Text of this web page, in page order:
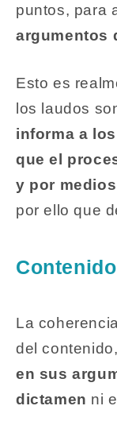
puntos, para
argumentos
Esto es
los laudos
informa a
que el
y por
por ello que
La
del
en sus
dictamen ni